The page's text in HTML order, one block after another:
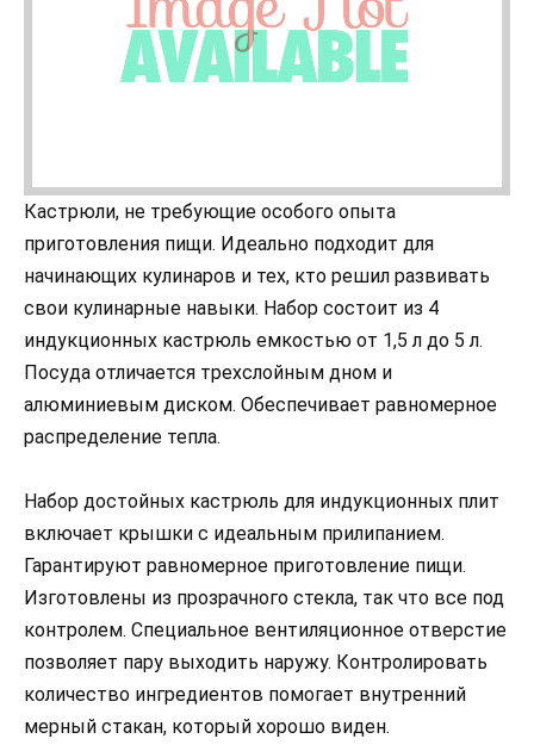
Кастрюли, не требующие особого опыта
приготовления пищи. Идеально подходит для
начинающих кулинаров и тех, кто решил развивать
свои кулинарные навыки. Набор состоит из 4
индукционных кастрюль емкостью от 1,5 л до 5 л.
Посуда отличается трехслойным дном и
алюминиевым диском. Обеспечивает равномерное
распределение тепла.
Набор достойных кастрюль для индукционных плит
включает крышки с идеальным прилипанием.
Гарантируют равномерное приготовление пищи.
Изготовлены из прозрачного стекла, так что все под
контролем. Специальное вентиляционное отверстие
позволяет пару выходить наружу. Контролировать
количество ингредиентов помогает внутренний
мерный стакан, который хорошо виден.